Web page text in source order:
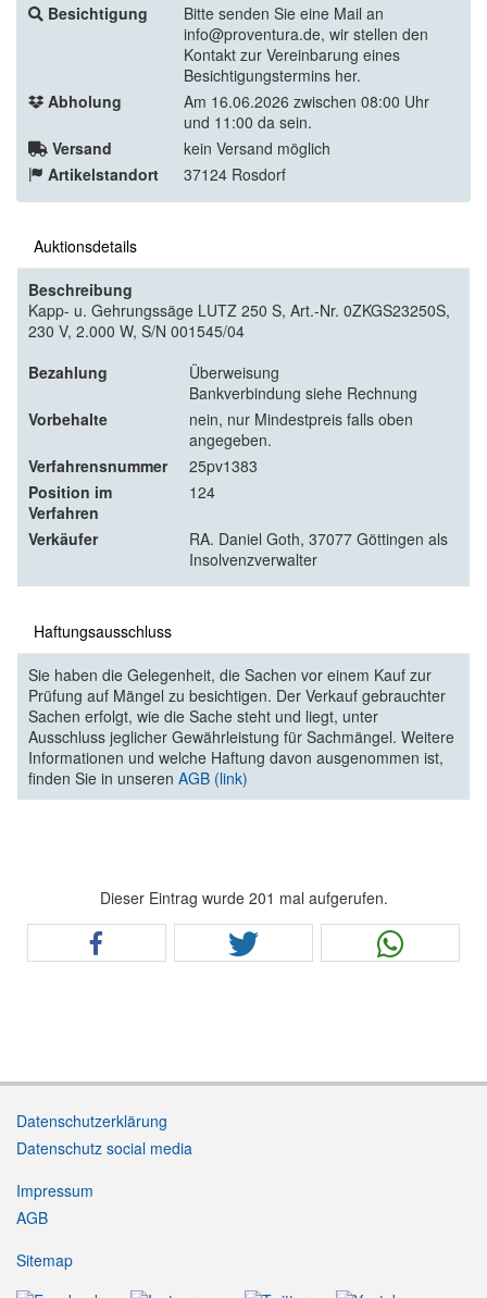
Besichtigung
Bitte senden Sie eine Mail an
info@proventura.de, wir stellen den
Kontakt zur Vereinbarung eines
Besichtigungstermins her.
Abholung
Am 16.06.2026 zwischen 08:00 Uhr
und 11:00 da sein.
Versand
kein Versand möglich
Artikelstandort
37124 Rosdorf
Auktionsdetails
Beschreibung
Kapp- u. Gehrungssäge LUTZ 250 S, Art.-Nr. 0ZKGS23250S,
230 V, 2.000 W, S/N 001545/04
Bezahlung
Überweisung
Bankverbindung siehe Rechnung
Vorbehalte
nein, nur Mindestpreis falls oben
angegeben.
Verfahrensnummer
25pv1383
Position im
Verfahren
124
Verkäufer
RA. Daniel Goth, 37077 Göttingen als
Insolvenzverwalter
Haftungsausschluss
Sie haben die Gelegenheit, die Sachen vor einem Kauf zur
Prüfung auf Mängel zu besichtigen. Der Verkauf gebrauchter
Sachen erfolgt, wie die Sache steht und liegt, unter
Ausschluss jeglicher Gewährleistung für Sachmängel. Weitere
Informationen und welche Haftung davon ausgenommen ist,
finden Sie in unseren AGB (link)
Dieser Eintrag wurde 201 mal aufgerufen.
Datenschutzerklärung
Datenschutz social media
Impressum
AGB
Sitemap